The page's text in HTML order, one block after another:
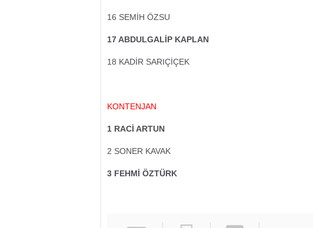
16 SEMİH ÖZSU
17 ABDULGALİP KAPLAN
18 KADİR SARIÇİÇEK
KONTENJAN
1 RACİ ARTUN
2 SONER KAVAK
3 FEHMİ ÖZTÜRK